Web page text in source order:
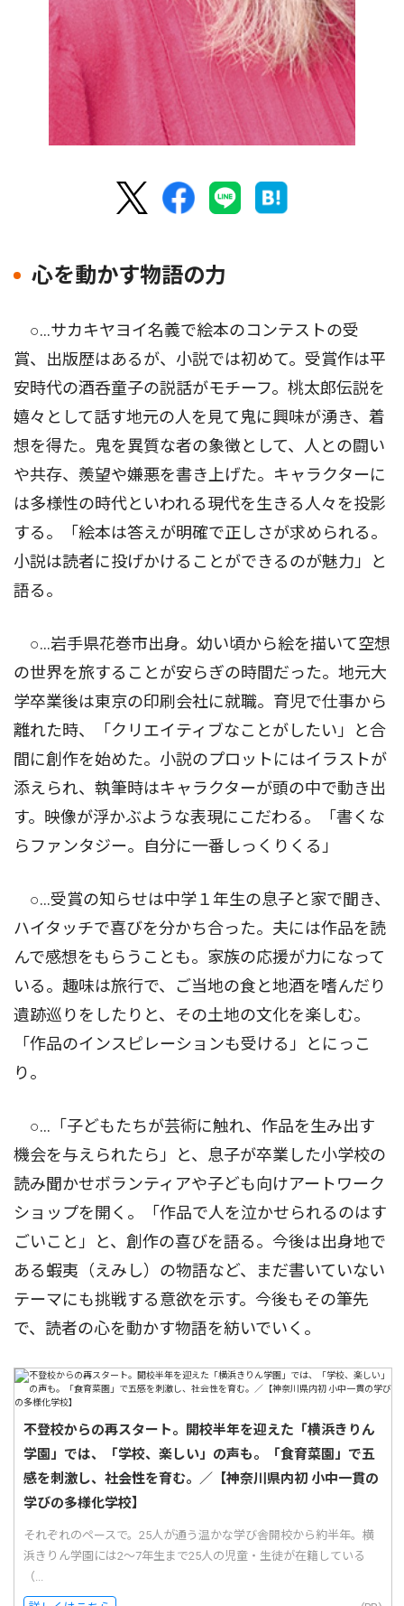
心を動かす物語の力
○…サカキヤヨイ名義で絵本のコンテストの受
賞、出版歴はあるが、小説では初めて。受賞作は平
安時代の酒呑童子の説話がモチーフ。桃太郎伝説を
嬉々として話す地元の人を見て鬼に興味が湧き、着
想を得た。鬼を異質な者の象徴として、人との闘い
や共存、羨望や嫌悪を書き上げた。キャラクターに
は多様性の時代といわれる現代を生きる人々を投影
する。「絵本は答えが明確で正しさが求められる。
小説は読者に投げかけることができるのが魅力」と
語る。
○…岩手県花巻市出身。幼い頃から絵を描いて空想
の世界を旅することが安らぎの時間だった。地元大
学卒業後は東京の印刷会社に就職。育児で仕事から
離れた時、「クリエイティブなことがしたい」と合
間に創作を始めた。小説のプロットにはイラストが
添えられ、執筆時はキャラクターが頭の中で動き出
す。映像が浮かぶような表現にこだわる。「書くな
らファンタジー。自分に一番しっくりくる」
○…受賞の知らせは中学１年生の息子と家で聞き、
ハイタッチで喜びを分かち合った。夫には作品を読
んで感想をもらうことも。家族の応援が力になって
いる。趣味は旅行で、ご当地の食と地酒を嗜んだり
遺跡巡りをしたりと、その土地の文化を楽しむ。
「作品のインスピレーションも受ける」とにっこ
り。
○…「子どもたちが芸術に触れ、作品を生み出す
機会を与えられたら」と、息子が卒業した小学校の
読み聞かせボランティアや子ども向けアートワーク
ショップを開く。「作品で人を泣かせられるのはす
ごいこと」と、創作の喜びを語る。今後は出身地で
ある蝦夷（えみし）の物語など、まだ書いていない
テーマにも挑戦する意欲を示す。今後もその筆先
で、読者の心を動かす物語を紡いでいく。
不登校からの再スタート。開校半年を迎えた「横浜きりん
学園」では、「学校、楽しい」の声も。「食育菜園」で五
感を刺激し、社会性を育む。／【神奈川県内初 小中一貫の
学びの多様化学校】
それぞれのペースで。25人が通う温かな学び舎開校から約半年。横
浜きりん学園には2〜7年生まで25人の児童・生徒が在籍している
（...